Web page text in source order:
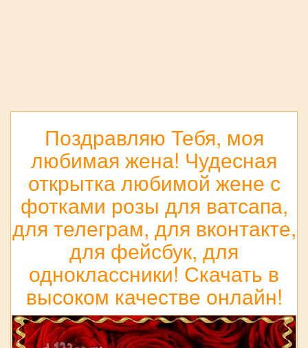
Поздравляю Тебя, моя
любимая жена! Чудесная
открытка любимой жене с
фотками розы для ватсапа,
для телеграм, для вконтакте,
для фейсбук, для
одноклассники! Скачать в
высоком качестве онлайн!